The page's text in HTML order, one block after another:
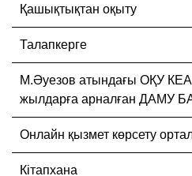
Қашықтықтан оқыту
Талапкерге
М.Әуезов атындағы ОҚУ
жылдарға арналған ДАМУ
Онлайн қызмет көрсету
Кітапхана